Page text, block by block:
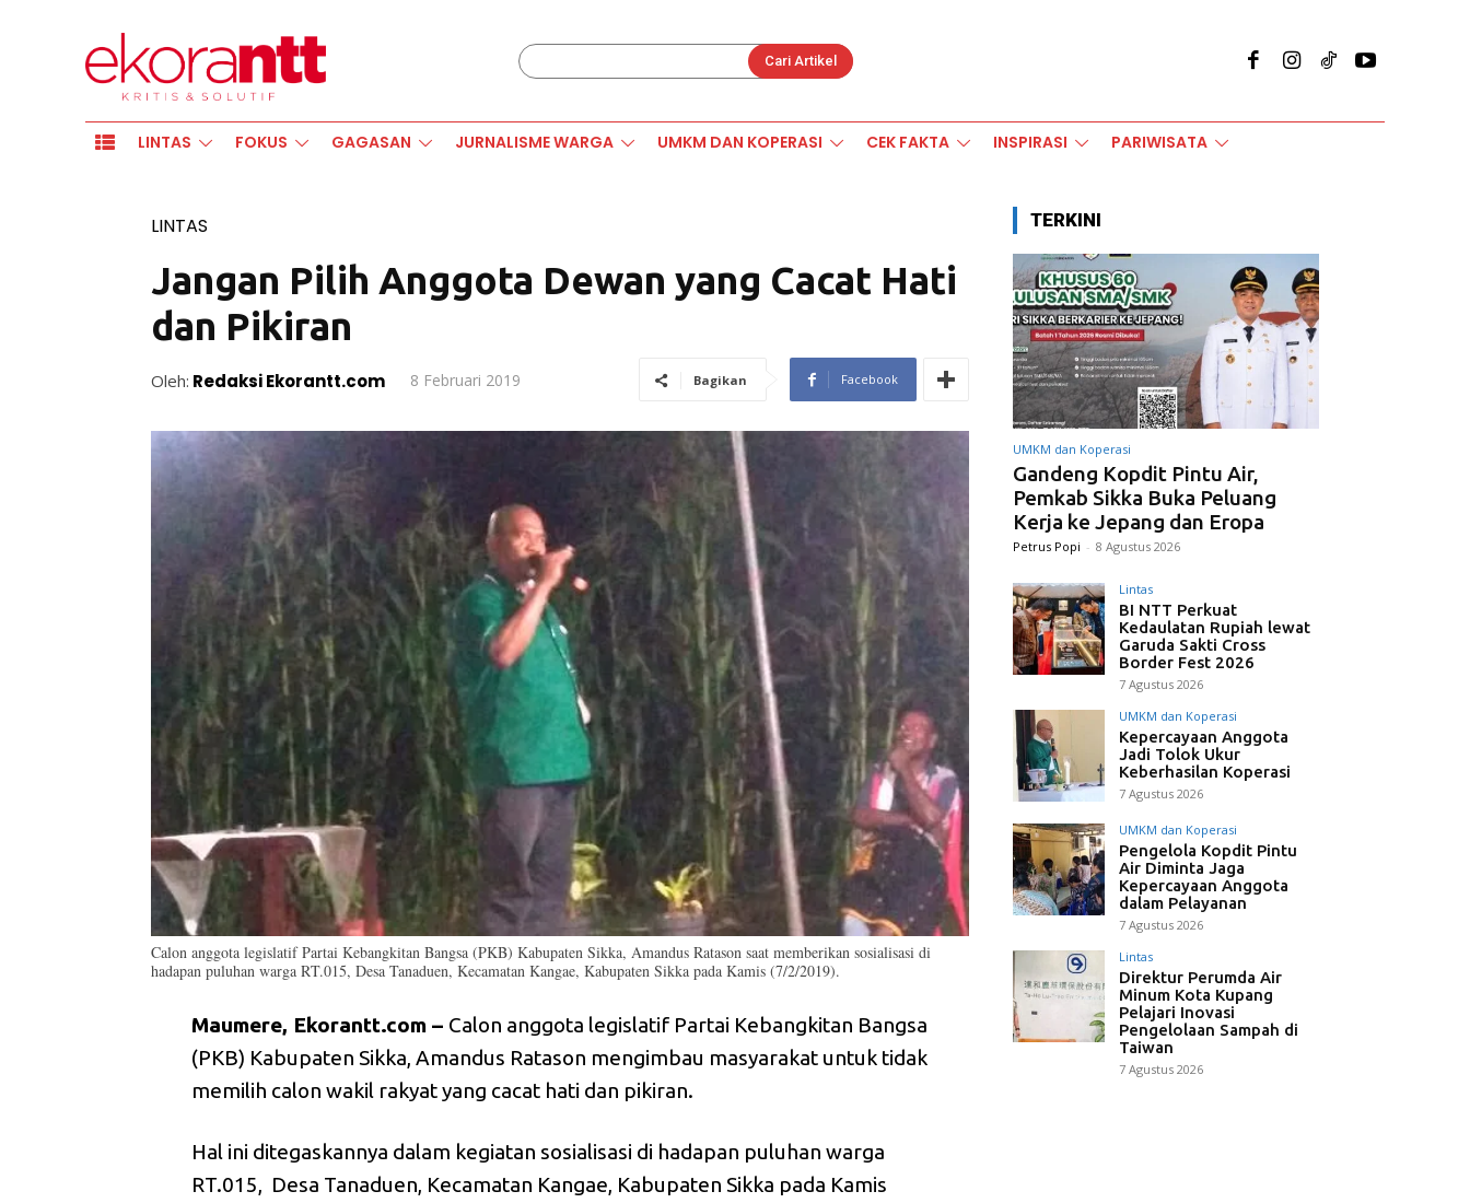
Cari Artikel
LINTAS FOKUS GAGASAN JURNALISME WARGA UMKM DAN KOPERASI CEK FAKTA INSPIRASI PARIWISATA
LINTAS
Jangan Pilih Anggota Dewan yang Cacat Hati
dan Pikiran
Oleh: Redaksi Ekorantt.com 8 Februari 2019 Bagikan Facebook
Calon anggota legislatif Partai Kebangkitan Bangsa (PKB) Kabupaten Sikka, Amandus Ratason saat memberikan sosialisasi di
hadapan puluhan warga RT.015, Desa Tanaduen, Kecamatan Kangae, Kabupaten Sikka pada Kamis (7/2/2019).
Maumere, Ekorantt.com – Calon anggota legislatif Partai Kebangkitan Bangsa
(PKB) Kabupaten Sikka, Amandus Ratason mengimbau masyarakat untuk tidak
memilih calon wakil rakyat yang cacat hati dan pikiran.
Hal ini ditegaskannya dalam kegiatan sosialisasi di hadapan puluhan warga
RT.015, Desa Tanaduen, Kecamatan Kangae, Kabupaten Sikka pada Kamis
TERKINI
UMKM dan Koperasi
Gandeng Kopdit Pintu Air,
Pemkab Sikka Buka Peluang
Kerja ke Jepang dan Eropa
Petrus Popi - 8 Agustus 2026
Lintas
BI NTT Perkuat
Kedaulatan Rupiah lewat
Garuda Sakti Cross
Border Fest 2026
7 Agustus 2026
UMKM dan Koperasi
Kepercayaan Anggota
Jadi Tolok Ukur
Keberhasilan Koperasi
7 Agustus 2026
UMKM dan Koperasi
Pengelola Kopdit Pintu
Air Diminta Jaga
Kepercayaan Anggota
dalam Pelayanan
7 Agustus 2026
Lintas
Direktur Perumda Air
Minum Kota Kupang
Pelajari Inovasi
Pengelolaan Sampah di
Taiwan
7 Agustus 2026